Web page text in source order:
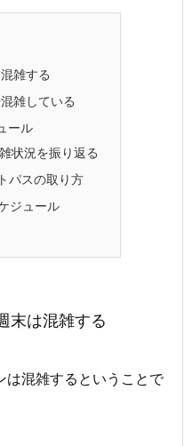
雑する
雑している
ール
状況を振り返る
パスの取り方
ジュール
末は混雑する
は混雑するということで